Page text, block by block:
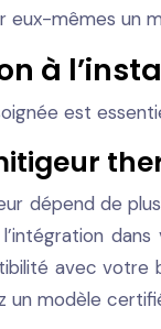
eux-mêmes un
à
est
dépend de
l’intégration
avec votre
un modèle